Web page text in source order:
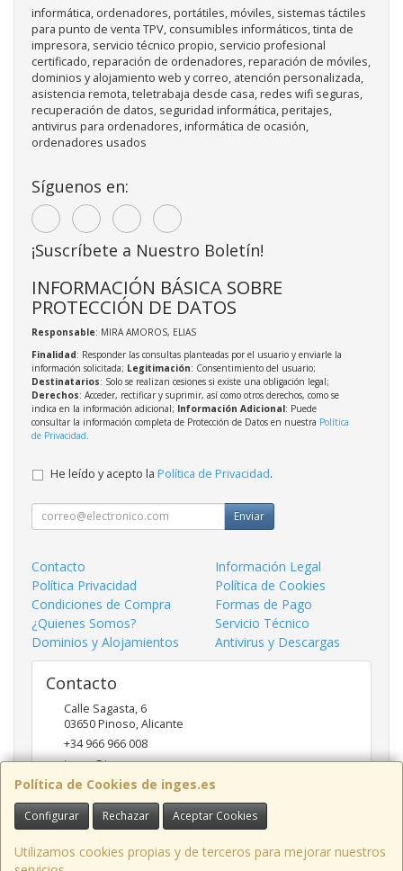
Política de Cookies de inges.es
Configurar Rechazar Aceptar Cookies
Utilizamos cookies propias y de terceros para mejorar nuestros
informática, ordenadores, portátiles, móviles, sistemas táctiles
para punto de venta TPV, consumibles informáticos, tinta de
impresora, servicio técnico propio, servicio profesional
certificado, reparación de ordenadores, reparación de móviles,
dominios y alojamiento web y correo, atención personalizada,
asistencia remota, teletrabaja desde casa, redes wifi seguras,
recuperación de datos, seguridad informática, peritajes,
antivirus para ordenadores, informática de ocasión,
ordenadores usados
Síguenos en:
¡Suscríbete a Nuestro Boletín!
INFORMACIÓN BÁSICA SOBRE
PROTECCIÓN DE DATOS
Responsable: MIRA AMOROS, ELIAS
Finalidad: Responder las consultas planteadas por el usuario y enviarle la
información solicitada; Legitimación: Consentimiento del usuario;
Destinatarios: Solo se realizan cesiones si existe una obligación legal;
Derechos: Acceder, rectificar y suprimir, así como otros derechos, como se
indica en la información adicional; Información Adicional: Puede
consultar la información completa de Protección de Datos en nuestra Política
de Privacidad.
He leído y acepto la Política de Privacidad.
Enviar
Contacto
Información Legal
Política Privacidad
Política de Cookies
Condiciones de Compra
Formas de Pago
¿Quienes Somos?
Servicio Técnico
Dominios y Alojamientos
Antivirus y Descargas
Contacto
Calle Sagasta, 6
03650Pinoso,Alicante
+34 966 966 008
inges@inges.es
Horario
9:00h - 14:00h y 17:00h - 19:30h